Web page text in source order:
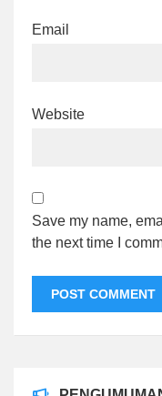
Email
Website
Save my name,
the next time I